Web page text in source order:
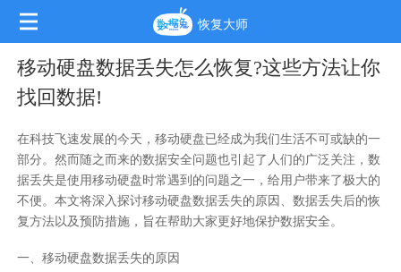
恢复大师
移动硬盘数据丢失怎么恢复?这些方法让你
找回数据!
在科技飞速发展的今天，移动硬盘已经成为我们生活不可或缺的一
部分。然而随之而来的数据安全问题也引起了人们的广泛关注，数
据丢失是使用移动硬盘时常遇到的问题之一，给用户带来了极大的
不便。本文将深入探讨移动硬盘数据丢失的原因、数据丢失后的恢
复方法以及预防措施，旨在帮助大家更好地保护数据安全。
一、移动硬盘数据丢失的原因